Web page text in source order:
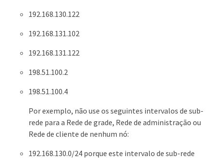
192.168.130.122
192.168.131.102
192.168.131.122
198.51.100.2
198.51.100.4
Por exemplo, não use os seguintes intervalos de sub-
rede para a Rede de grade, Rede de administração ou
Rede de cliente de nenhum nó:
192.168.130.0/24 porque este intervalo de sub-rede